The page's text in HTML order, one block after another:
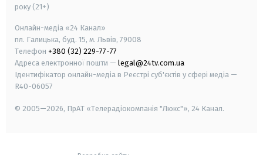
року (21+)
Онлайн-медіа «24 Канал»
пл. Галицька, буд. 15, м. Львів, 79008
Телефон +380 (32) 229-77-77
Адреса електронної пошти — legal@24tv.com.ua
Ідентифікатор онлайн-медіа в Реєстрі суб'єктів у сфері медіа —
R40-06057
© 2005—2026, ПрАТ «Телерадіокомпанія "Люкс"», 24 Канал.